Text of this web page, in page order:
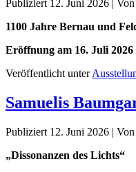
Publiziert 12. Juni 2026 | Von
1100 Jahre Bernau und
Eröffnung am 16. Juli 2026
Veröffentlicht unter
Samuelis
Publiziert 12. Juni 2026 | Von
„Dissonanzen des Lichts“